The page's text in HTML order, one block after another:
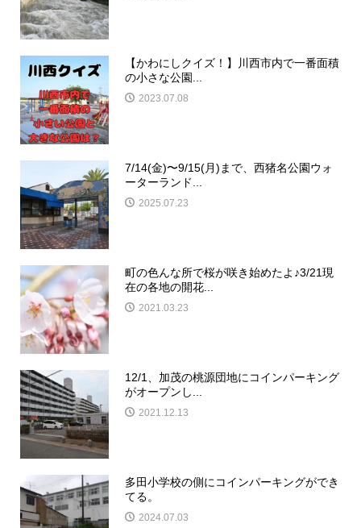
【かわにしクイズ！】川西市内で一番面積
の小さな公園...
2023.07.08
7/14(金)〜9/15(月)まで、西猪名公園ウォ
ーターランド...
2025.07.23
町の色んな所で桜が咲き始めたよ♪3/21現
在の各地の開花...
2021.03.23
12/1、加茂の桃源団地にコインパーキング
がオープンし...
2021.12.13
多田小学校の側にコインパーキングができ
てる。
2024.07.03